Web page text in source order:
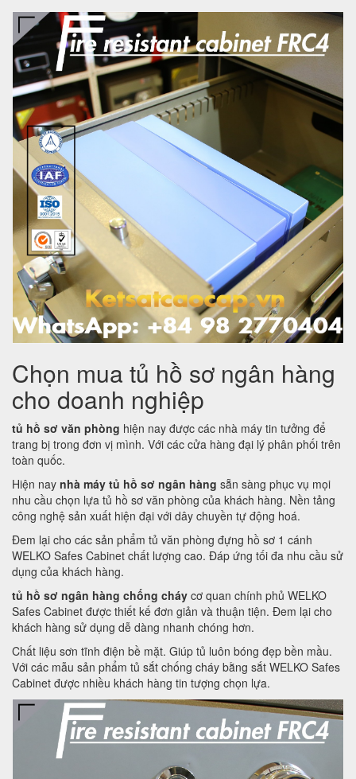
Chọn mua tủ hồ sơ ngân hàng
cho doanh nghiệp
tủ hồ sơ văn phòng hiện nay được các nhà máy tin tưởng để
trang bị trong đơn vị mình. Với các cửa hàng đại lý phân phối trên
toàn quốc.
Hiện nay nhà máy tủ hồ sơ ngân hàng sẵn sàng phục vụ mọi
nhu cầu chọn lựa tủ hồ sơ văn phòng của khách hàng. Nền tảng
công nghệ sản xuất hiện đại với dây chuyền tự động hoá.
Đem lại cho các sản phẩm tủ văn phòng đựng hồ sơ 1 cánh
WELKO Safes Cabinet chất lượng cao. Đáp ứng tối đa nhu cầu sử
dụng của khách hàng.
tủ hồ sơ ngân hàng chống cháy cơ quan chính phủ WELKO
Safes Cabinet được thiết kế đơn giản và thuận tiện. Đem lại cho
khách hàng sử dụng dễ dàng nhanh chóng hơn.
Chất liệu sơn tĩnh điện bề mặt. Giúp tủ luôn bóng đẹp bền mầu.
Với các mẫu sản phẩm tủ sắt chống cháy bằng sắt WELKO Safes
Cabinet được nhiều khách hàng tin tượng chọn lựa.